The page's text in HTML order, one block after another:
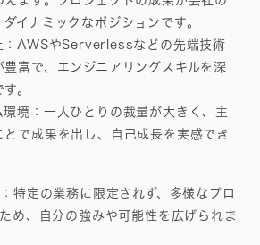
イナミックなポジションです。
：AWSやServerlessなどの先端技術
豊富で、エンジニアリングスキルを深
。
環境：一人ひとりの裁量が大きく、主
で成果を出し、自己成長を実感でき
特定の業務に限定されず、多様なプロ
め、自分の強みや可能性を広げられま